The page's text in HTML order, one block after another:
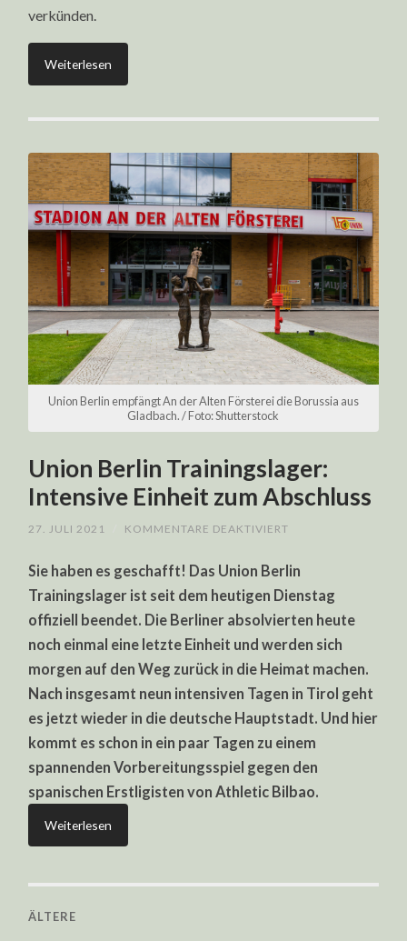
verkünden.
Weiterlesen
Union Berlin empfängt An der Alten Försterei die Borussia aus
Gladbach. / Foto: Shutterstock
Union Berlin Trainingslager:
Intensive Einheit zum Abschluss
27. JULI 2021 KOMMENTARE DEAKTIVIERT
TRAININGSLAGER:
EINHEIT
ABSCHLUSS
Sie haben es geschafft! Das Union Berlin
Trainingslager ist seit dem heutigen Dienstag
offiziell beendet. Die Berliner absolvierten heute
noch einmal eine letzte Einheit und werden sich
morgen auf den Weg zurück in die Heimat machen.
Nach insgesamt neun intensiven Tagen in Tirol geht
es jetzt wieder in die deutsche Hauptstadt. Und hier
kommt es schon in ein paar Tagen zu einem
spannenden Vorbereitungsspiel gegen den
spanischen Erstligisten von Athletic Bilbao.
Weiterlesen
ÄLTERE